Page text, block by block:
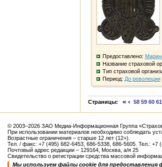
Предоставлено:
Название страховой
Тип страховой
Период: До революции
Страницы: 58 59 60 61
© 2003–2026 ЗАО Медиа-Информационная Группа
При использовании материалов необходимо соблюдать
Возрастные ограничения – старше 12 лет (12+).
Тел. / факс: +7 (495) 682-6453, 686-5338, 686-5605. Тел.: +7
Почтовый адрес редакции – 129164, Москва, а/я 25
Свидетельство о регистрации средства массовой
Мы используем файлы cookie для предоставления